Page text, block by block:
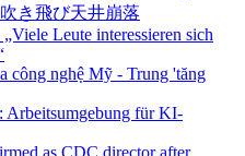
き飛び天井崩落
Leute interessieren sich
công nghệ Mỹ - Trung 'tăng
Arbeitsumgebung für KI-
as CDC director after